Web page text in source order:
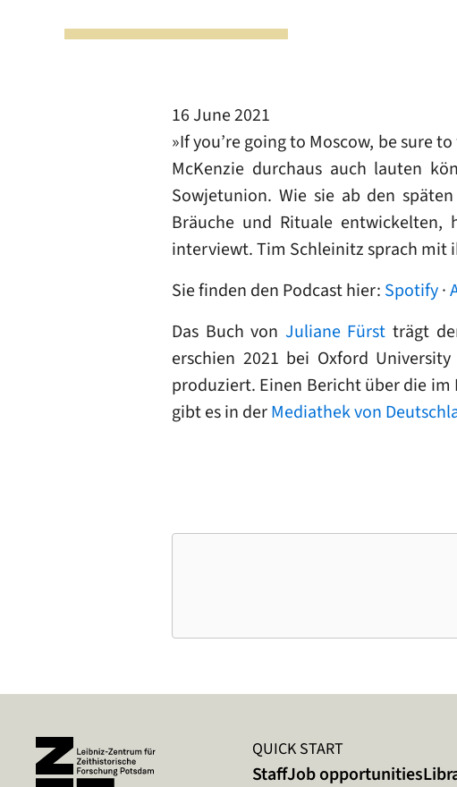
16 June 2021
»If you’re going to Moscow, be sure
McKenzie durchaus auch lauten
Sowjetunion. Wie sie ab den
Bräuche und Rituale
interviewt. Tim Schleinitz sprach mit
Sie finden den Podcast hier: Spotify·
Das Buch von Juliane Fürst trägt
erschien 2021 bei Oxford
produziert. Einen Bericht über die
gibt es in derMediathek von
QUICK START
StaffJob opportunities